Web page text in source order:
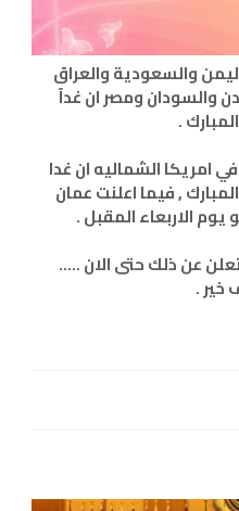
والسعودية والعراق
والسودان ومصر ان غداً
.
الشماليه ان غدا
, فيما اعلنت عمان
يوم الاربعاء المقبل .
عن ذلك حتى الان .....
خير .